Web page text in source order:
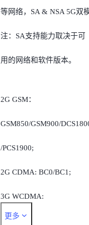
等网络，SA & NSA 5G双
注：SA支持能力取决于可
用的网络和软件版本。
2G GSM：
GSM850/GSM900/
/PCS1900;
2G CDMA: BC0/BC1;
3G WCDMA:
B1/B2/B4/B5/B6/B8/B19;
更多